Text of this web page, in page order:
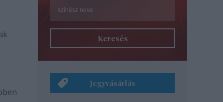
Keresés
Jegyvásárlás